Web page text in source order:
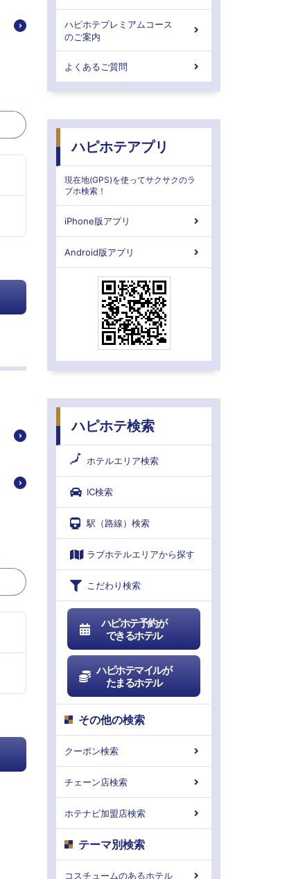
ハピホテプレミアムコース
のご案内
よくあるご質問
ハピホテアプリ
現在地(GPS)を使ってサクサクのラ
ブホ検索！
iPhone版アプリ
Android版アプリ
ハピホテ検索
ホテルエリア検索
IC検索
駅（路線）検索
ラブホテルエリアから探す
こだわり検索
ハピホテ予約が
できるホテル
ハピホテマイルが
たまるホテル
その他の検索
クーポン検索
チェーン店検索
ホテナビ加盟店検索
テーマ別検索
コスチュームのあるホテル